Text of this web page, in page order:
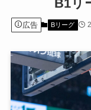
B1リ
広告 Bリーグ